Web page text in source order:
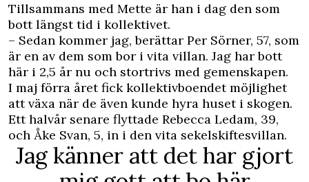
Tillsammans med Mette är han i dag den som
bott längst tid i kollektivet.
– Sedan kommer jag, berättar Per Sörner, 57, som
är en av dem som bor i vita villan. Jag har bott
här i 2,5 år nu och stortrivs med gemenskapen.
I maj förra året fick kollektivboendet möjlighet
att växa när de även kunde hyra huset i skogen.
Ett halvår senare flyttade Rebecca Ledam, 39,
och Åke Svan, 5, in i den vita sekelskiftesvillan.
Jag känner att det har gjort